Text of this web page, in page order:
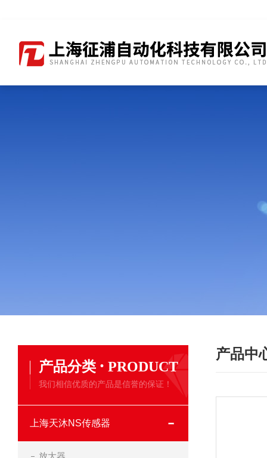
产品中
产品分类 · PRODUCT
我们相信优质的产品是信誉的保证！
上海天沐NS传感器
放大器